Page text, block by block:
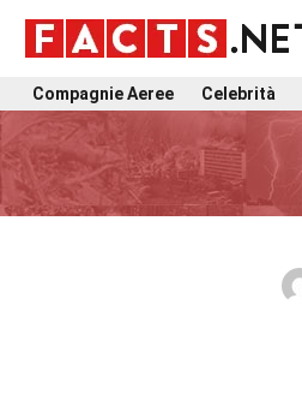
Compagnie Aeree Celebrità